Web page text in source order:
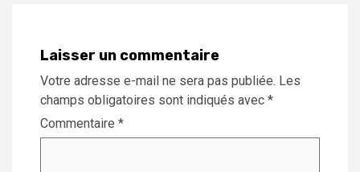
Laisser un commentaire
Votre adresse e-mail ne sera pas publiée. Les
champs obligatoires sont indiqués avec *
Commentaire *